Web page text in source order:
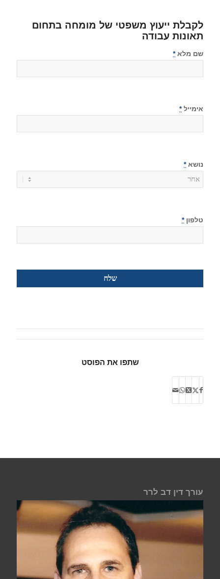
לקבלת ייעוץ משפטי של מומחה בתחום
תאונות עבודה
שם מלא*
אימייל*
נושא*
טלפון*
שתפו את הפוסט
עורך דין דב לרר